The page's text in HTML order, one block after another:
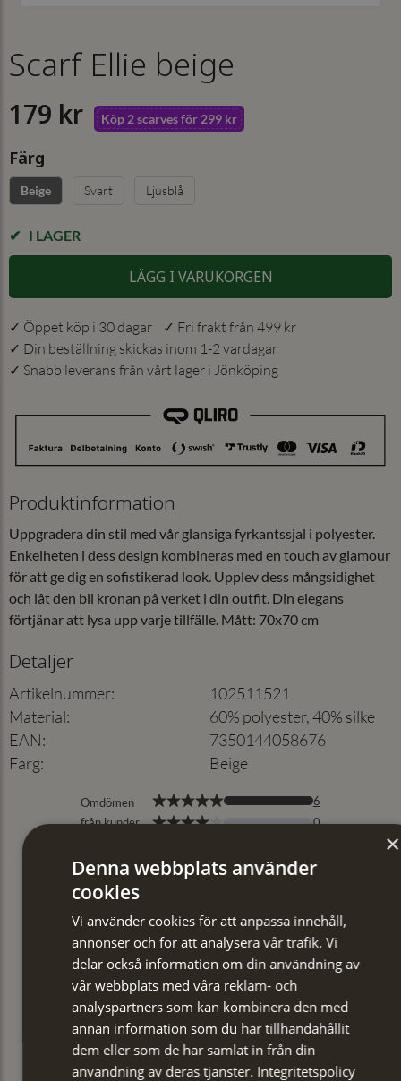
Scarf Ellie beige
179 kr Köp 2 scarves för 299 kr
Färg
Beige Svart Ljusblå
I LAGER
LÄGG I VARUKORGEN
✓ Öppet köp i 30 dagar ✓ Fri frakt från 499 kr
✓ Din beställning skickas inom 1-2 vardagar
✓ Snabb leverans från vårt lager i Jönköping
Produktinformation
Uppgradera din stil med vår glansiga fyrkantssjal i polyester.
Enkelheten i dess design kombineras med en touch av glamour
för att ge dig en sofistikerad look. Upplev dess mångsidighet
och låt den bli kronan på verket i din outfit. Din elegans
förtjänar att lysa upp varje tillfälle. Mått: 70x70 cm
Detaljer
Artikelnummer:
102511521
Material:
60% polyester, 40% silke
EAN:
7350144058676
Färg: Beige
×
Denna webbplats använder
cookies
Vi använder cookies för att anpassa innehåll,
annonser och för att analysera vår trafik. Vi
delar också information om din användning av
vår webbplats med våra reklam- och
analyspartners som kan kombinera den med
annan information som du har tillhandahållit
dem eller som de har samlat in från din
användning av deras tjänster. Integritetspolicy